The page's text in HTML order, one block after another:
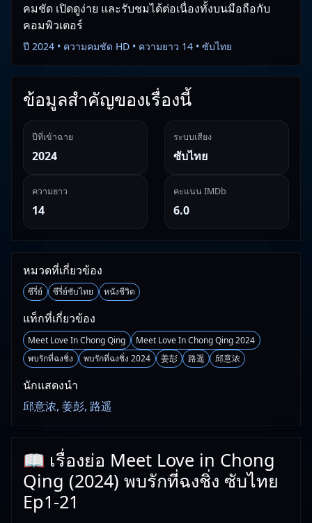
คมชัด เปิดดูง่าย และรับชมได้ต่อเนื่องทั้งบนมือถือกับ
คอมพิวเตอร์
ปี 2024 • ความคมชัด HD • ความยาว 14 • ซับไทย
ข้อมูลสำคัญของเรื่องนี้
ปีที่เข้าฉาย
2024
ระบบเสียง
ซับไทย
ความยาว
14
คะแนน IMDb
6.0
หมวดที่เกี่ยวข้อง
ซีรี่ย์ ซีรี่ย์ซับไทย หนังชีวิต
แท็กที่เกี่ยวข้อง
Meet Love In Chong Qing
Meet Love In Chong Qing 2024
พบรักที่ฉงชิ่ง
พบรักที่ฉงชิ่ง 2024 姜彭 路遥 邱意浓
นักแสดงนำ
邱意浓, 姜彭, 路遥
📖 เรื่องย่อ Meet Love in Chong
Qing (2024) พบรักที่ฉงชิ่ง ซับไทย
Ep1-21